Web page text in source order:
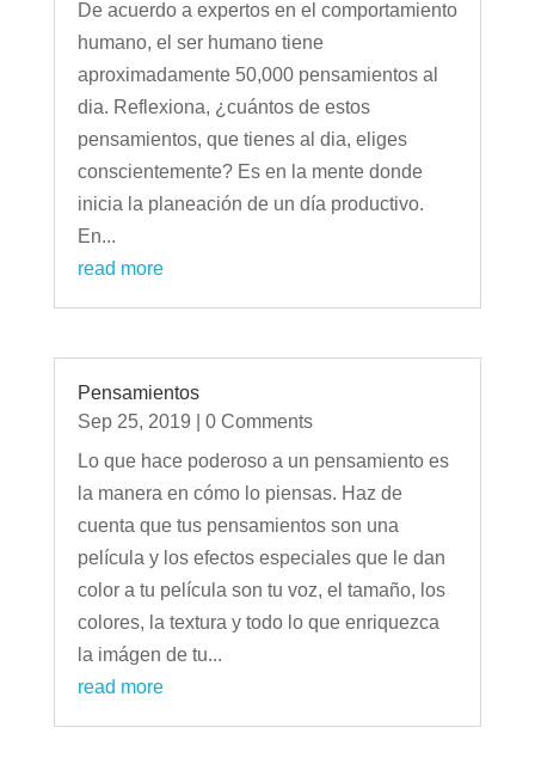
De acuerdo a expertos en el comportamiento
humano, el ser humano tiene
aproximadamente 50,000 pensamientos al
dia. Reflexiona, ¿cuántos de estos
pensamientos, que tienes al dia, eliges
conscientemente? Es en la mente donde
inicia la planeación de un día productivo.
En...
read more
Pensamientos
Sep 25, 2019 | 0 Comments
Lo que hace poderoso a un pensamiento es
la manera en cómo lo piensas. Haz de
cuenta que tus pensamientos son una
película y los efectos especiales que le dan
color a tu película son tu voz, el tamaño, los
colores, la textura y todo lo que enriquezca
la imágen de tu...
read more